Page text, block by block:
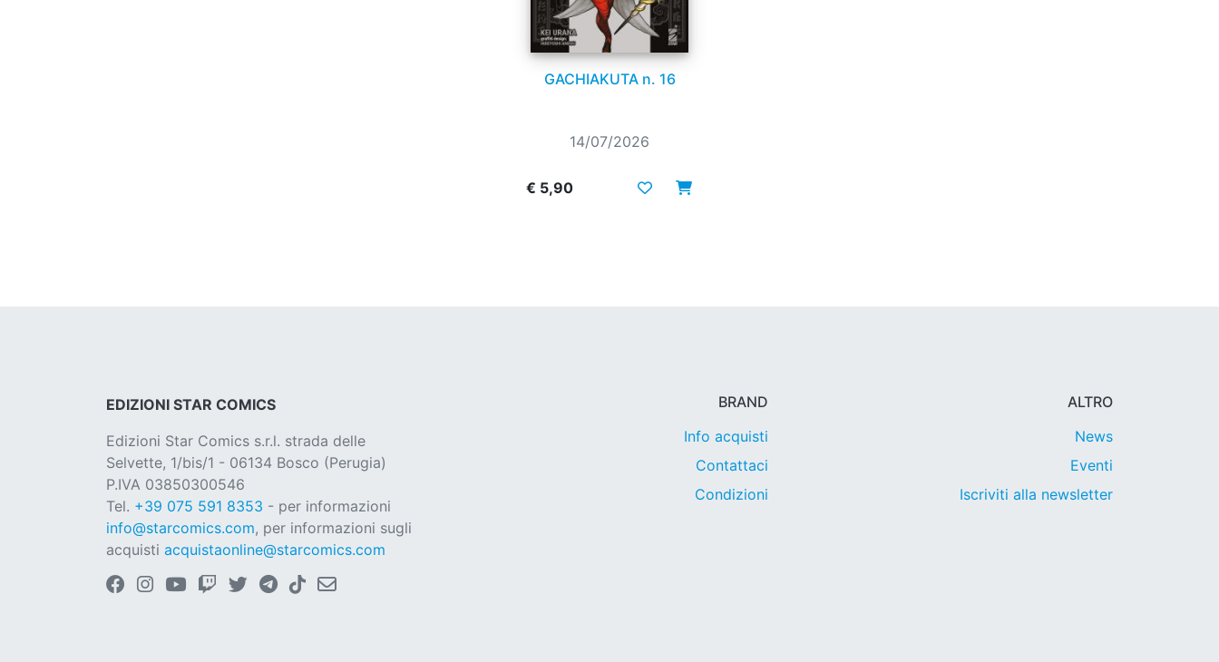
GACHIAKUTA n. 16
14/07/2026
€ 5,90
EDIZIONI STAR COMICS
Edizioni Star Comics s.r.l. strada delle
Selvette, 1/bis/1 - 06134 Bosco (Perugia)
P.IVA 03850300546
Tel. +39 075 591 8353 - per informazioni
info@starcomics.com, per informazioni sugli
acquisti acquistaonline@starcomics.com
BRAND
Info acquisti
Contattaci
Condizioni
ALTRO
News
Eventi
Iscriviti alla newsletter